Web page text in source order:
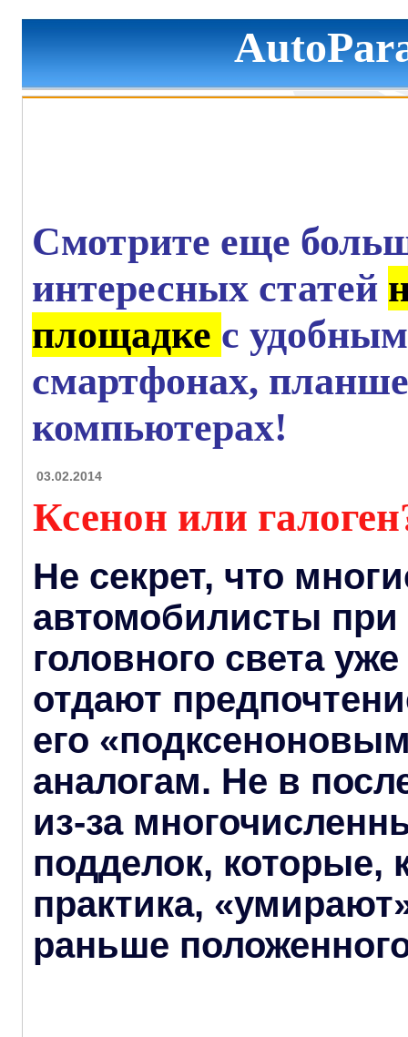
Смотрите еще
интересных статей
площадке с
смартфонах,
компьютерах!
03.02.2014
Ксенон или
Не секрет, что
автомобилисты
головного света
отдают
его
аналогам. Не в
из-за
подделок, которые,
практика,
раньше